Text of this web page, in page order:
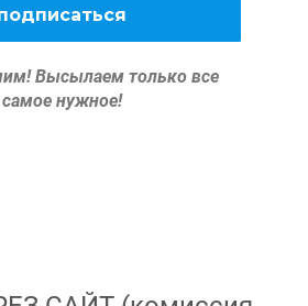
Высылаем только все
самое нужное!